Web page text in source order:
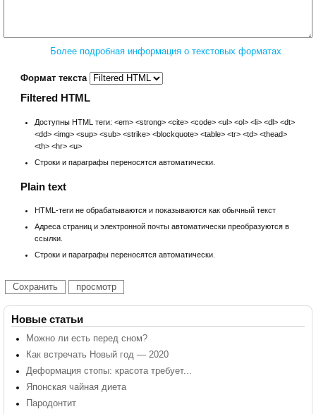
Более подробная информация о текстовых форматах
Формат текста
Filtered HTML
Доступны HTML теги: <em> <strong> <cite> <code> <ul> <ol> <li> <dl> <dt>
<dd> <img> <sup> <sub> <strike> <blockquote> <table> <tr> <td> <thead>
<th> <hr> <u>
Строки и параграфы переносятся автоматически.
Plain text
HTML-теги не обрабатываются и показываются как обычный текст
Адреса страниц и электронной почты автоматически преобразуются в
ссылки.
Строки и параграфы переносятся автоматически.
Новые статьи
Можно ли есть перед сном?
Как встречать Новый год — 2020
Деформация стопы: красота требует...
Японская чайная диета
Пародонтит